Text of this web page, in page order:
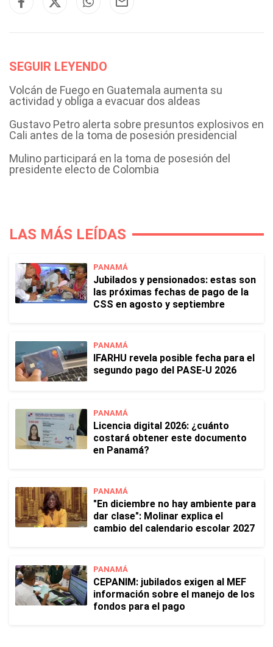
SEGUIR LEYENDO
Volcán de Fuego en Guatemala aumenta su
actividad y obliga a evacuar dos aldeas
Gustavo Petro alerta sobre presuntos explosivos en
Cali antes de la toma de posesión presidencial
Mulino participará en la toma de posesión del
presidente electo de Colombia
LAS MÁS LEÍDAS
PANAMÁ
Jubilados y pensionados: estas son
las próximas fechas de pago de la
CSS en agosto y septiembre
PANAMÁ
IFARHU revela posible fecha para el
segundo pago del PASE-U 2026
PANAMÁ
Licencia digital 2026: ¿cuánto
costará obtener este documento
en Panamá?
PANAMÁ
"En diciembre no hay ambiente para
dar clase": Molinar explica el
cambio del calendario escolar 2027
PANAMÁ
CEPANIM: jubilados exigen al MEF
información sobre el manejo de los
fondos para el pago